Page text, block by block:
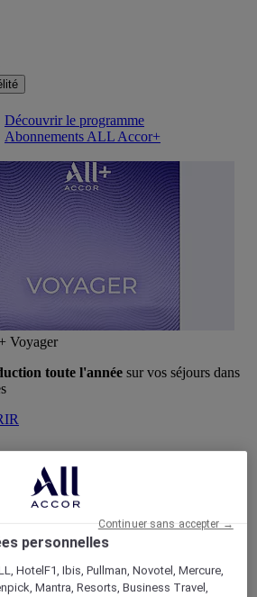
Découvrir le programme
Abonnements ALL Accor+
Voyager
toute l'année sur vos séjours dans
votre langue ci-dessous
personnelles
HotelF1, Ibis, Pullman, Novotel, Mercure,
Mantra, Resorts, Business Travel,
Continuer sans accepter →